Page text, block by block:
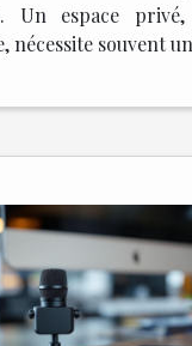
Un espace
nécessite souvent